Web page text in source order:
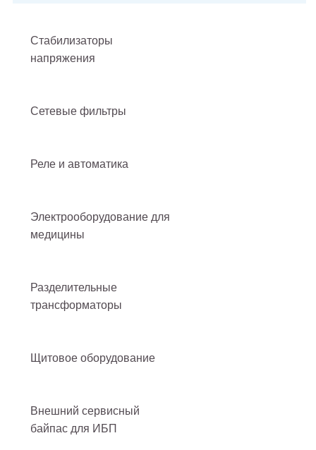
Стабилизаторы
напряжения
Сетевые фильтры
Реле и автоматика
Электрооборудование для
медицины
Разделительные
трансформаторы
Щитовое оборудование
Внешний сервисный
байпас для ИБП